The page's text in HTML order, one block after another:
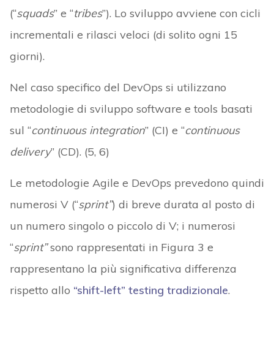
(“squads” e “tribes”). Lo sviluppo avviene con cicli
incrementali e rilasci veloci (di solito ogni 15
giorni).
Nel caso specifico del DevOps si utilizzano
metodologie di sviluppo software e tools basati
sul “continuous integration” (CI) e “continuous
delivery” (CD). (5, 6)
Le metodologie Agile e DevOps prevedono quindi
numerosi V (“sprint”) di breve durata al posto di
un numero singolo o piccolo di V; i numerosi
“sprint”sono rappresentati in Figura 3 e
rappresentano la più significativa differenza
rispetto allo “shift-left” testing tradizionale.